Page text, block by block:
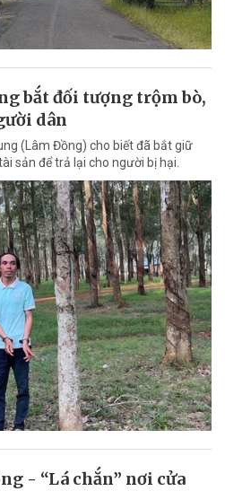
bắt đối tượng trộm bò,
dân
(Lâm Đồng) cho biết đã bắt giữ
sản để trả lại cho người bị hại.
- “Lá chắn” nơi cửa